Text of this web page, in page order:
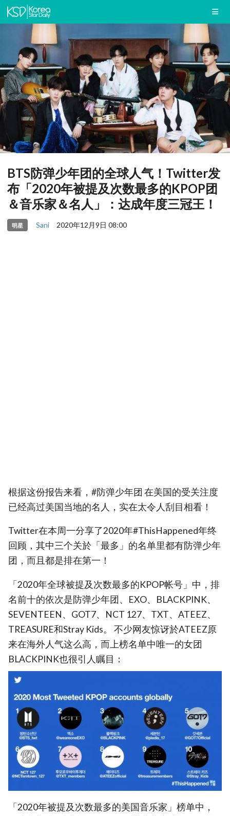
BTS防弹少年团的全球人气！Twitter发
布「2020年被提及次数最多的KPOP团
＆音乐家＆名人」：达成年度三冠王！
明星 Sani 2020年12月9日 08:00
根据这份报告来看，#防弹少年团 在美国的受关注度
已经高过美国当地的名人，实在太令人刮目相看！
Twitter在本周一分享了2020年#ThisHappened年终
回顾，其中三个关於「最多」的名单里都有防弹少年
团，而且都是排在第一！
「2020年全球被提及次数最多的KPOP帐号」中，排
名前十的依次是防弹少年团、EXO、BLACKPINK、
SEVENTEEN、GOT7、NCT 127、TXT、ATEEZ、
TREASURE和Stray Kids。 不少网友惊讶於ATEEZ原
来在海外人气这么高，而上榜名单中唯一的女团
BLACKPINK也很引人瞩目：
「2020年被提及次数最多的美国音乐家」榜单中，